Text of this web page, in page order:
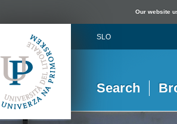
Our website
SLO
Search